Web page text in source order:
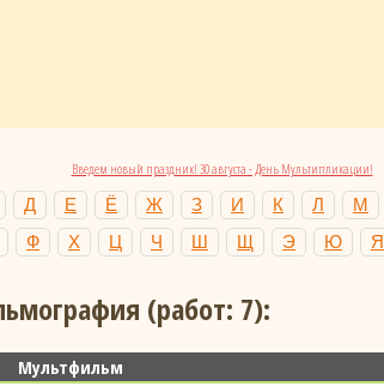
Введем новый праздник! 30 августа - День Мультипликации!
Д Е Ё Ж З И К Л М
Ф Х Ц Ч Ш Щ Э Ю Я
(работ: 7):
Мультфильм